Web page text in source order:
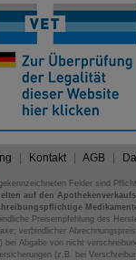
Kontakt AGB
Felder sind
auf den
Preisempfehlung des
verbindlicher
bei Abgabe von nicht
(z.B. bei